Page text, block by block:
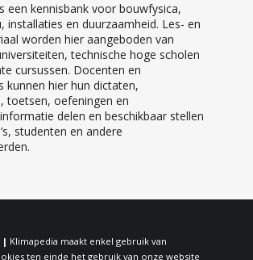
een kennisbank voor bouwfysica,
installaties en duurzaamheid. Les- en
worden hier aangeboden van
technische hoge scholen
cursussen. Docenten en
kunnen hier hun dictaten,
toetsen, oefeningen en
delen en beschikbaar stellen
studenten en andere
| Klimapedia maakt enkel gebruik van
ten einde het gebruik van onze website